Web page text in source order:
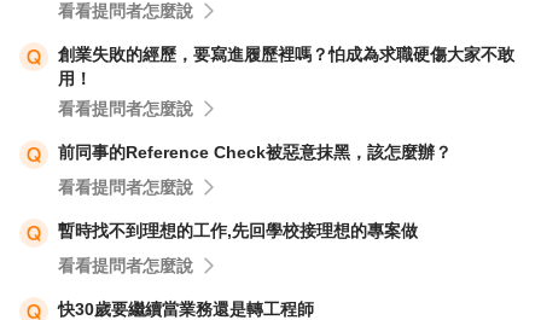
看看提問者怎麼說
創業失敗的經歷，要寫進履歷裡嗎？怕成為求職硬傷大家不敢
用！
看看提問者怎麼說
前同事的Reference Check被惡意抹黑，該怎麼辦？
看看提問者怎麼說
暫時找不到理想的工作,先回學校接理想的專案做
看看提問者怎麼說
快30歲要繼續當業務還是轉工程師